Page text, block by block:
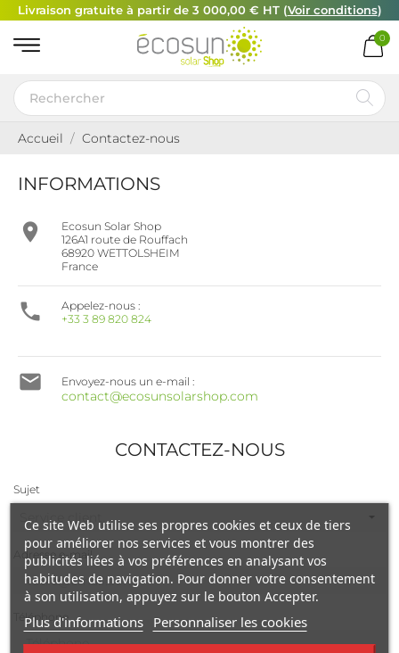
Livraison gratuite à partir de 3 000,00 € HT (Voir conditions)
0
Accueil Contactez-nous
INFORMATIONS

Ecosun Solar Shop
126A1 route de Rouffach
68920 WETTOLSHEIM
France

Appelez-nous :
+33 3 89 820 824
 Envoyez-nous un e-mail :
contact@ecosunsolarshop.com
CONTACTEZ-NOUS
Sujet
Adresse e-mail
Téléphone
Ce site Web utilise ses propres cookies et ceux de tiers
pour améliorer nos services et vous montrer des
publicités liées à vos préférences en analysant vos
habitudes de navigation. Pour donner votre consentement
à son utilisation, appuyez sur le bouton Accepter.
Plus d'informations Personnaliser les cookies